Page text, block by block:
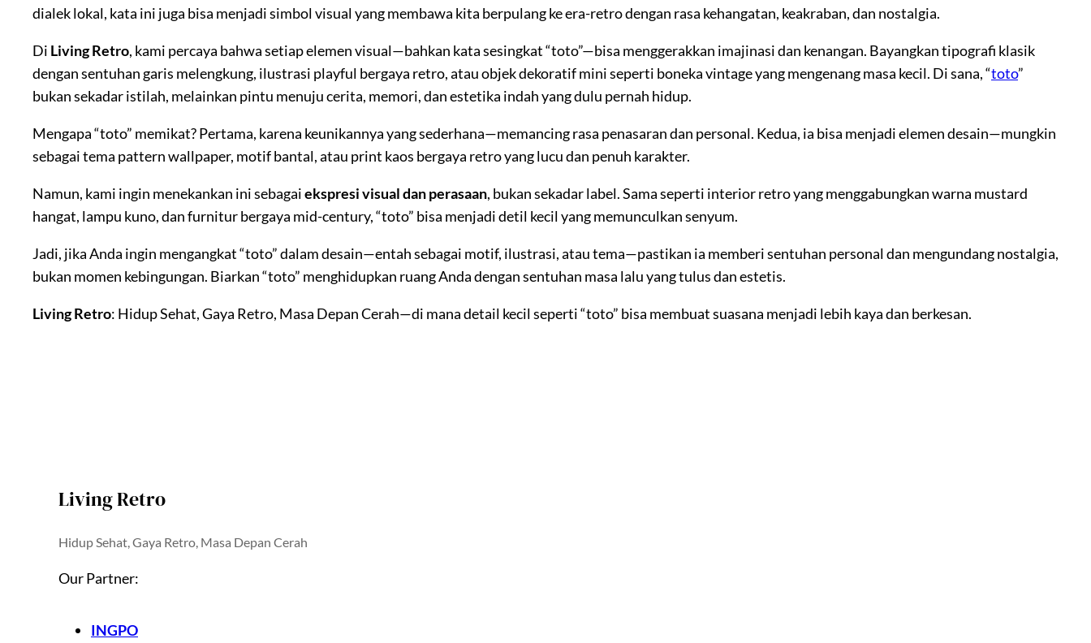
dialek lokal, kata ini juga bisa menjadi simbol visual yang membawa kita berpulang ke era-retro dengan rasa kehangatan, keakraban, dan nostalgia.
Di Living Retro, kami percaya bahwa setiap elemen visual—bahkan kata sesingkat “toto”—bisa menggerakkan imajinasi dan kenangan. Bayangkan tipografi klasik
dengan sentuhan garis melengkung, ilustrasi playful bergaya retro, atau objek dekoratif mini seperti boneka vintage yang mengenang masa kecil. Di sana, “toto”
bukan sekadar istilah, melainkan pintu menuju cerita, memori, dan estetika indah yang dulu pernah hidup.
Mengapa “toto” memikat? Pertama, karena keunikannya yang sederhana—memancing rasa penasaran dan personal. Kedua, ia bisa menjadi elemen desain—mungkin
sebagai tema pattern wallpaper, motif bantal, atau print kaos bergaya retro yang lucu dan penuh karakter.
Namun, kami ingin menekankan ini sebagaiekspresi visual dan perasaan, bukan sekadar label. Sama seperti interior retro yang menggabungkan warna mustard
hangat, lampu kuno, dan furnitur bergaya mid-century, “toto” bisa menjadi detil kecil yang memunculkan senyum.
Jadi, jika Anda ingin mengangkat “toto” dalam desain—entah sebagai motif, ilustrasi, atau tema—pastikan ia memberi sentuhan personal dan mengundang nostalgia,
bukan momen kebingungan. Biarkan “toto” menghidupkan ruang Anda dengan sentuhan masa lalu yang tulus dan estetis.
Living Retro: Hidup Sehat, Gaya Retro, Masa Depan Cerah—di mana detail kecil seperti “toto” bisa membuat suasana menjadi lebih kaya dan berkesan.
Living Retro
Hidup Sehat, Gaya Retro, Masa Depan Cerah
Our Partner:
INGPO